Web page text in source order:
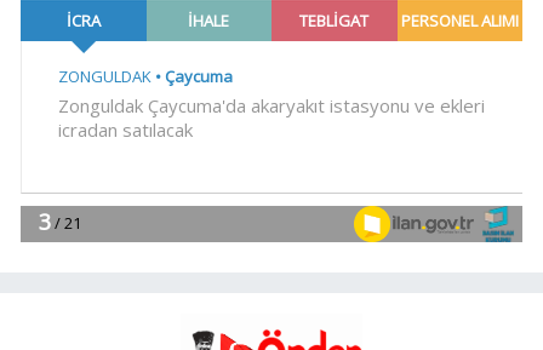
yaşam üzerine dikkat çeken
açıklamalar... 77 yaşında gençlik
mucizesi
13:44CHP, Menderes Belediye
13:35